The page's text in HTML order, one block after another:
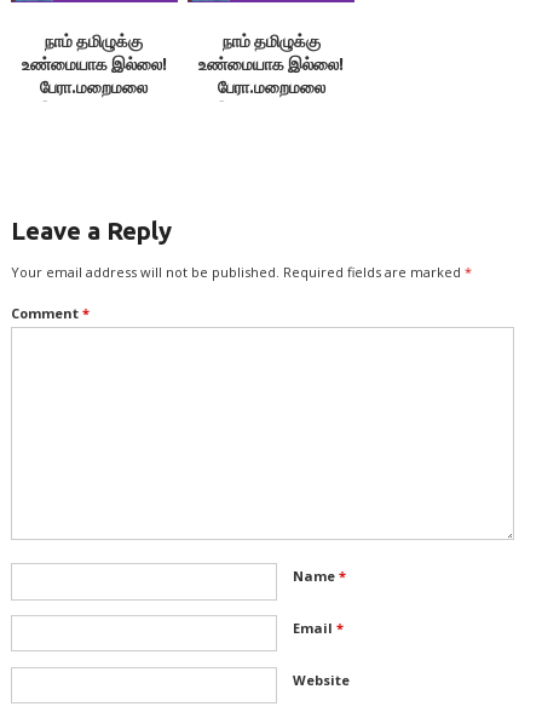
நாம் தமிழுக்கு
உண்மையாக இல்லை!
பேரா.மறைமலை
நாம் தமிழுக்கு
உண்மையாக இல்லை!
பேரா.மறைமலை
Leave a Reply
Your email address will not be published. Required fields are marked *
Comment *
Name *
Email *
Website